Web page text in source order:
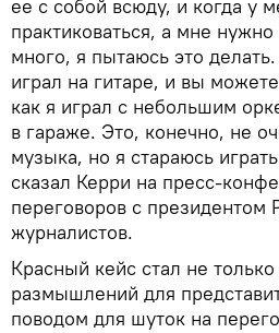
ее с собой всюду, и когда у
практиковаться, а мне нужно
много, я пытаюсь это
играл на гитаре, и вы
как я играл с небольшим
в гараже. Это, конечно, не
музыка, но я стараюсь
сказал Керри на пресс-
переговоров с президентом
журналистов.
Красный кейс стал не
размышлений для
поводом для шуток на